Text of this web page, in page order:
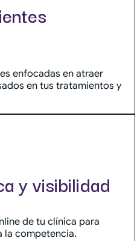
enfocadas en atraer
en tus tratamientos y
y visibilidad
de tu clínica para
la competencia.